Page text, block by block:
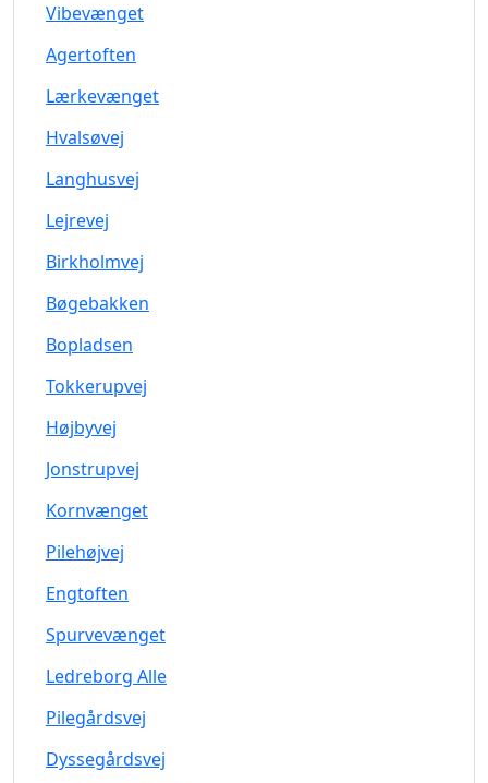
Vibevænget
Agertoften
Lærkevænget
Hvalsøvej
Langhusvej
Lejrevej
Birkholmvej
Bøgebakken
Bopladsen
Tokkerupvej
Højbyvej
Jonstrupvej
Kornvænget
Pilehøjvej
Engtoften
Spurvevænget
Ledreborg Alle
Pilegårdsvej
Dyssegårdsvej